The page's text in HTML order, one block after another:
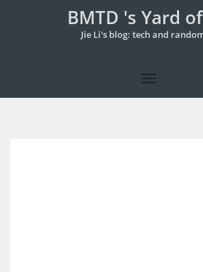
BMTD 's Yard
Jie Li's blog: tech and